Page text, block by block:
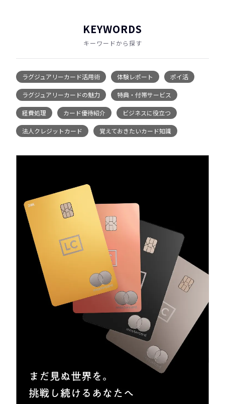
KEYWORDS
キーワードから探す
ラグジュアリーカード活用術 体験レポート ポイ活
ラグジュアリーカードの魅力 特典・付帯サービス
経費処理 カード優待紹介 ビジネスに役立つ
法人クレジットカード 覚えておきたいカード知識